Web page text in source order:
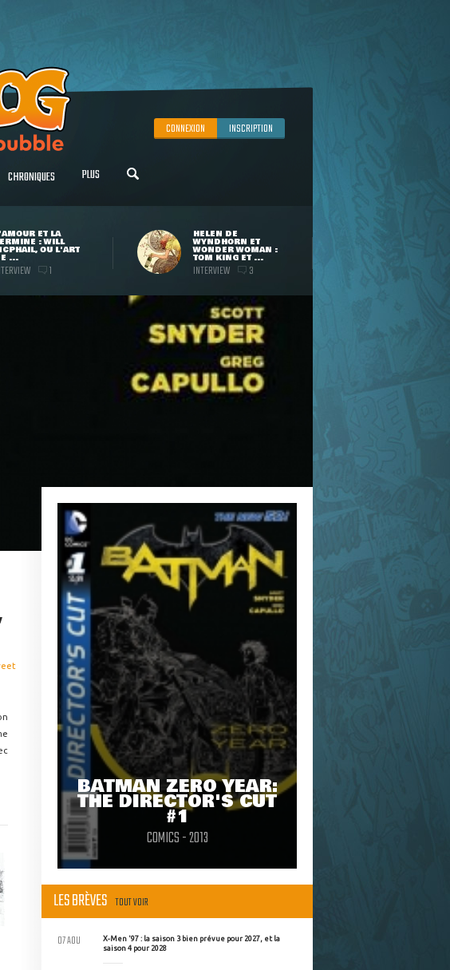
CONNEXION INSCRIPTION
CHRONIQUES PLUS
ET LA
: WILL
OU L'ART
...
1
HELEN DE
WYNDHORN ET
WONDER WOMAN :
TOM KING ET ...
INTERVIEW 3
BATMAN ZERO YEAR:
THE DIRECTOR'S CUT
#1
COMICS - 2013
LES BRÈVES TOUT VOIR
X-Men '97 : la saison 3 bien prévue pour 2027, et la
saison 4 pour 2028
07 AOU